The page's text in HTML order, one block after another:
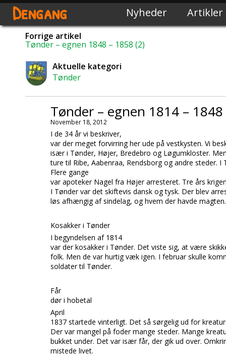
Dengang Nyheder Artikler
Forrige artikel
Tønder – egnen 1848 – 1858 (2)
Aktuelle kategori
Tønder
Tønder – egnen 1814 – 1848
November 18, 2012
I de 34 år vi beskriver,
var der meget forvirring her ude på vestkysten. Vi
især i Tønder, Højer, Bredebro og Løgumkloster.
ture til Ribe, Aabenraa, Rendsborg og andre steder. I
Flere gange
var apoteker Nagel fra Højer arresteret. Tre års
I Tønder var det skiftevis dansk og tysk. Der blev
løs afhængig af sindelag, og hvem der havde magten.
Kosakker i Tønder
I begyndelsen af 1814
var der kosakker i Tønder. Det viste sig, at være
folk. Men de var hurtig væk igen. I februar skulle
soldater til Tønder.
Får
dør i hobetal
April
1837 startede vinterligt. Det så sørgelig ud for
Der var mangel på foder mange steder. Mange
bukket under. Det var især får, der gik ud over.
mistede livet.